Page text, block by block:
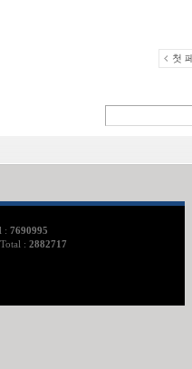
첫
: 7690995
Total : 2882717